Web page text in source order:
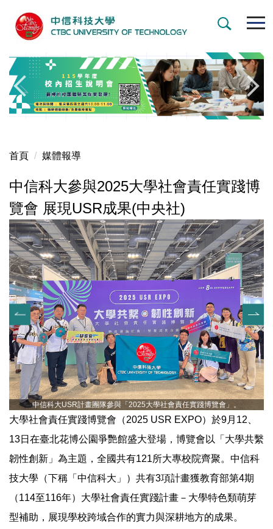
內
容
區
首頁 媒體報導
中信科大參與2025大學社會責任實踐博
覽會 展現USR成果(中央社)
中信科大USR計畫團隊參與「2025大學社會責任實踐博覽會」。
大學社會責任實踐博覽會（2025 USR EXPO）於9月12、
13日在臺北花博公園爭艷館盛大登場，博覽會以「大學共繫
韌性創新」為主題，全國共有121所大專校院齊聚。中信科
技大學（下稱「中信科大」）共有3項計畫獲教育部第4期
（114至116年）大學社會責任實踐計畫－大學特色類萌芽
型補助，展現學校跨域合作的實力與深耕地方的成果。